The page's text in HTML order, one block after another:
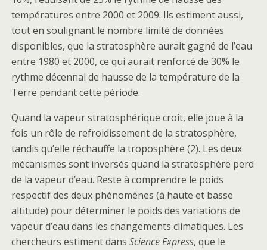
températures entre 2000 et 2009. Ils estiment aussi,
tout en soulignant le nombre limité de données
disponibles, que la stratosphère aurait gagné de l’eau
entre 1980 et 2000, ce qui aurait renforcé de 30% le
rythme décennal de hausse de la température de la
Terre pendant cette période.
Quand la vapeur stratosphérique croît, elle joue à la
fois un rôle de refroidissement de la stratosphère,
tandis qu’elle réchauffe la troposphère (2). Les deux
mécanismes sont inversés quand la stratosphère perd
de la vapeur d’eau. Reste à comprendre le poids
respectif des deux phénomènes (à haute et basse
altitude) pour déterminer le poids des variations de
vapeur d’eau dans les changements climatiques. Les
chercheurs estiment dans Science Express, que le